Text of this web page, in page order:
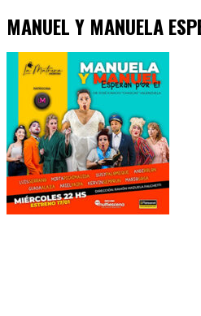
MANUEL Y MANUELA